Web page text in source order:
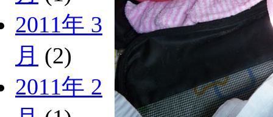
2011年 3
月 (2)
2011年 2